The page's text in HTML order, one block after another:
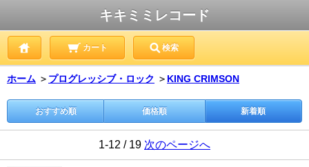
キキミミレコード
カート 検索
ホーム ＞ プログレッシブ・ロック ＞ KING CRIMSON
おすすめ順 価格順 新着順
1-12 / 19 次のページへ